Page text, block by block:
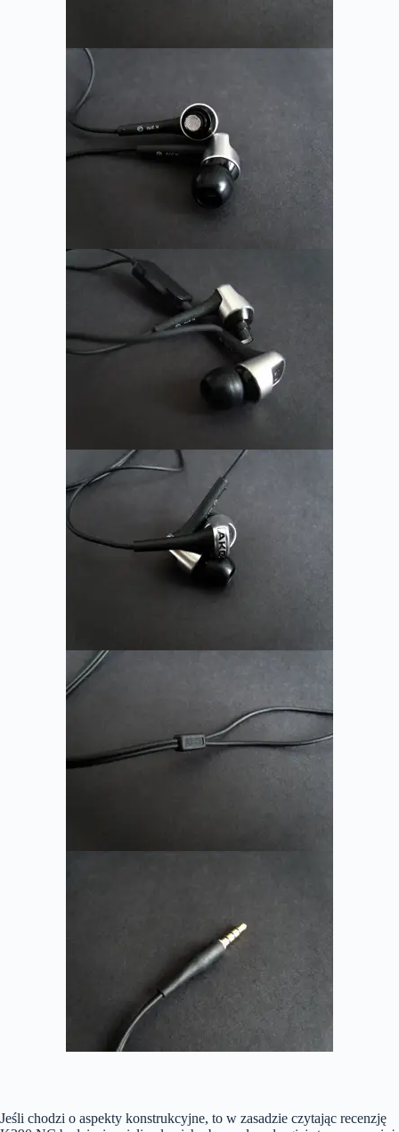
Jeśli chodzi o aspekty konstrukcyjne, to w zasadzie czytając recenzję